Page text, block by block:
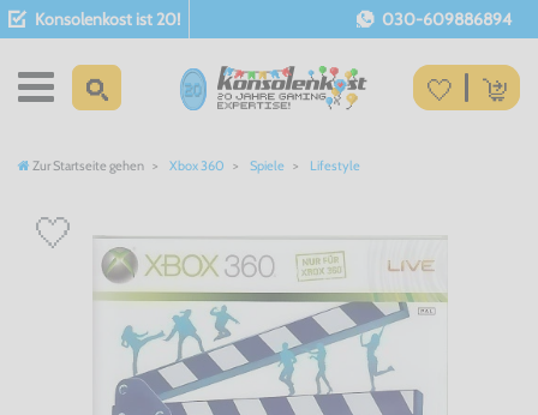
Konsolenkost ist 20! 030-609886894
Zur Startseite gehen Xbox 360 Spiele Lifestyle